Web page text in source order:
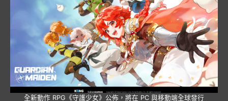
全新動作 RPG《守護少女》公佈，將在 PC 與移動端全球發行